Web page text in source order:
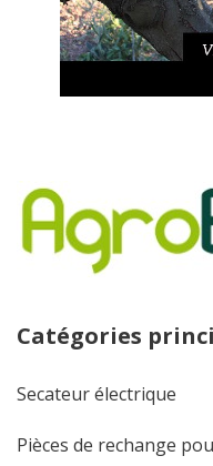
Catégories
Secateur électrique
Pièces de rechange